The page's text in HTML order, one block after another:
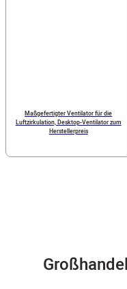
Maßgefertigter Ventilator für die
Luftzirkulation, Desktop-Ventilator zum
Herstellerpreis